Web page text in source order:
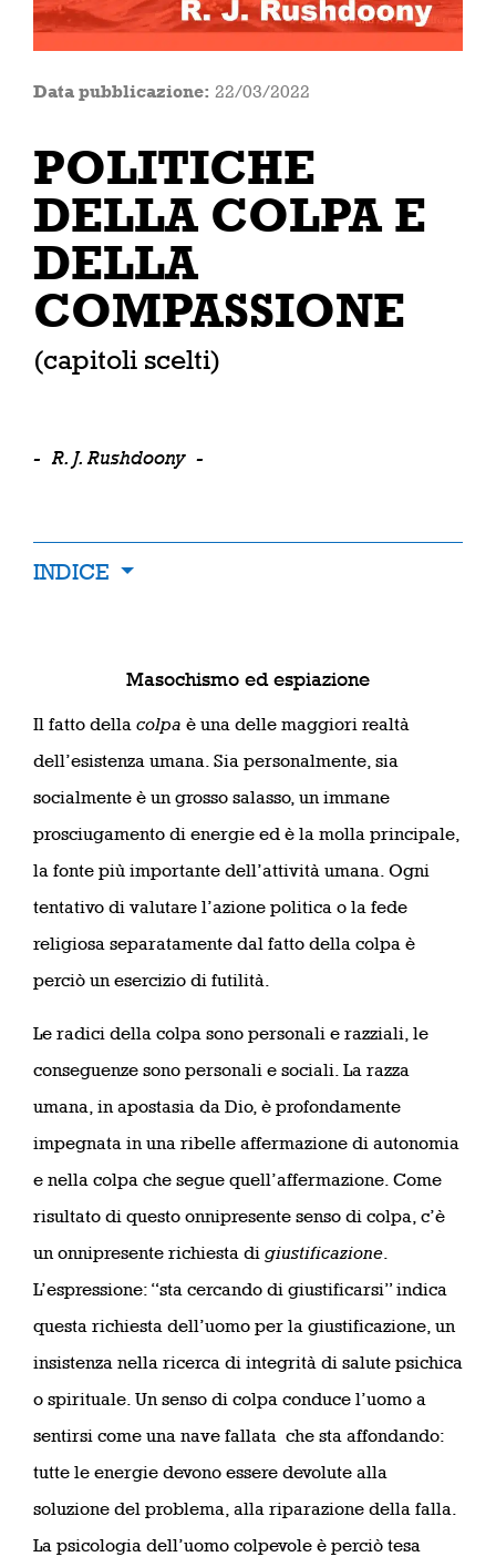
Data pubblicazione: 22/03/2022
POLITICHE
DELLA COLPA E
DELLA
COMPASSIONE
(capitoli scelti)
- R. J. Rushdoony -
INDICE
Masochismo ed espiazione
Il fatto della colpa è una delle maggiori realtà
dell’esistenza umana. Sia personalmente, sia
socialmente è un grosso salasso, un immane
prosciugamento di energie ed è la molla principale,
la fonte più importante dell’attività umana. Ogni
tentativo di valutare l’azione politica o la fede
religiosa separatamente dal fatto della colpa è
perciò un esercizio di futilità.
Le radici della colpa sono personali e razziali, le
conseguenze sono personali e sociali. La razza
umana, in apostasia da Dio, è profondamente
impegnata in una ribelle affermazione di autonomia
e nella colpa che segue quell’affermazione. Come
risultato di questo onnipresente senso di colpa, c’è
un onnipresente richiesta di giustificazione.
L’espressione: “sta cercando di giustificarsi” indica
questa richiesta dell’uomo per la giustificazione, un
insistenza nella ricerca di integrità di salute psichica
o spirituale. Un senso di colpa conduce l’uomo a
sentirsi come una nave fallata che sta affondando:
tutte le energie devono essere devolute alla
soluzione del problema, alla riparazione della falla.
La psicologia dell’uomo colpevole è perciò tesa